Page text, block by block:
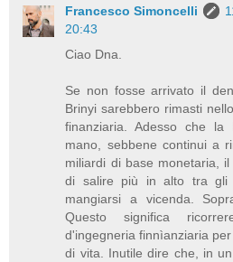
Francesco Simoncelli
20:43
Ciao Dna.
Se non fosse arrivato il
Brinyi sarebbero rimasti
finanziaria. Adesso che
mano, sebbene continui a
miliardi di base monetaria,
di salire più in alto tra gli
mangiarsi a vicenda.
Questo significa
d'ingegneria finnìanziaria
di vita. Inutile dire che, in